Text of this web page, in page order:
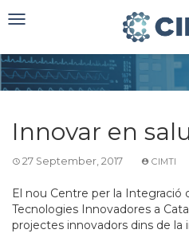
Toggle
Innovar en
27 September, 2017 CIMTI
El nou Centre per la Integració
Tecnologies Innovadores a
projectes innovadors dins de la